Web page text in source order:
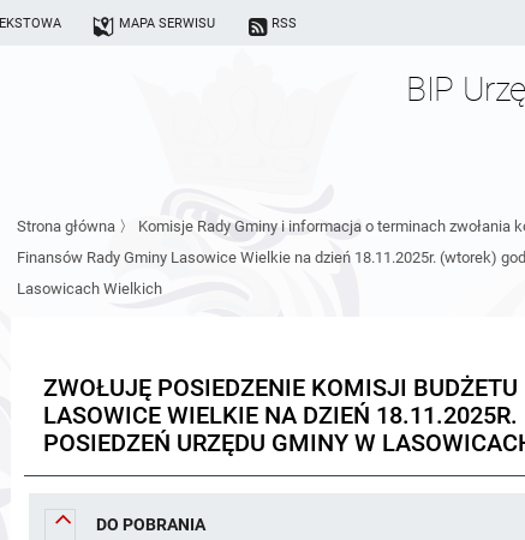
MAPA SERWISU RSS
BIP
Strona główna 〉 Komisje Rady Gminy i informacja o terminach zwołania
Finansów Rady Gminy Lasowice Wielkie na dzień 18.11.2025r. (wtorek)
Lasowicach Wielkich
ZWOŁUJĘ POSIEDZENIE KOMISJI
LASOWICE WIELKIE NA DZIEŃ
POSIEDZEŃ URZĘDU GMINY W
DO POBRANIA